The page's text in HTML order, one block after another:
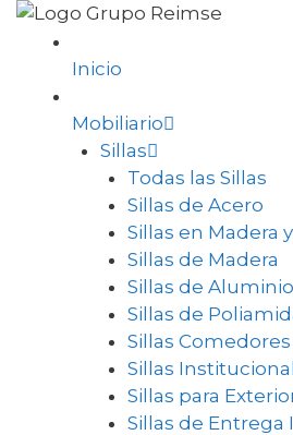
Inicio
Mobiliario
Sillas
Todas las Sillas
Sillas de Acero
Sillas en Madera
Sillas de Madera
Sillas de Aluminio
Sillas de
Sillas
Sillas
Sillas para
Sillas de Entrega